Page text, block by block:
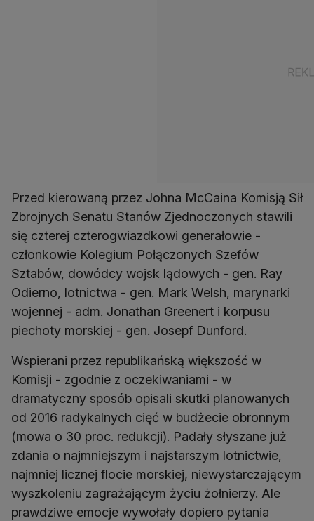
Przed kierowaną przez Johna McCaina Komisją Sił
Zbrojnych Senatu Stanów Zjednoczonych stawili
się czterej czterogwiazdkowi generałowie -
członkowie Kolegium Połączonych Szefów
Sztabów, dowódcy wojsk lądowych - gen. Ray
Odierno, lotnictwa - gen. Mark Welsh, marynarki
wojennej - adm. Jonathan Greenert i korpusu
piechoty morskiej - gen. Josepf Dunford.
Wspierani przez republikańską większość w
Komisji - zgodnie z oczekiwaniami - w
dramatyczny sposób opisali skutki planowanych
od 2016 radykalnych cięć w budżecie obronnym
(mowa o 30 proc. redukcji). Padały słyszane już
zdania o najmniejszym i najstarszym lotnictwie,
najmniej licznej flocie morskiej, niewystarczającym
wyszkoleniu zagrażającym życiu żołnierzy. Ale
prawdziwe emocje wywołały dopiero pytania